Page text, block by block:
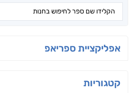
אפליקציית ספריאפ
קטגוריות